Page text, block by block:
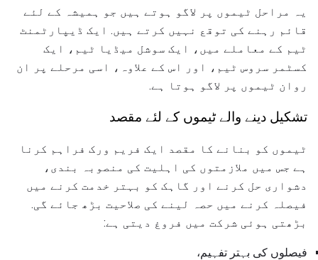
یہ مراحل ٹیموں پر لاگو ہوتے ہیں جو ہمیشہ کے لئے
قائم رہنے کی توقع نہیں کرتے ہیں. ایک ڈیپارٹمنٹ
ٹیم کے معاملے میں، ایک سوشل میڈیا ٹیم، ایک
کسٹمر سروس ٹیم، اور اس کے علاوہ، اسی مرحلے پر ان
روان ٹیموں پر لاگو ہوتا ہے.
تشکیل دینے والے ٹیموں کے لئے مقصد
ٹیموں کو بنانے کا مقصد ایک فریم ورک فراہم کرنا
ہے جس میں ملازمتوں کی اہلیت کی منصوبہ بندی،
دشواری حل کرنے اور گاہک کو بہتر خدمت کرنے میں
فیصلہ کرنے میں حصہ لینے کی صلاحیت بڑھ جائے گی.
بڑھتی ہوئی شرکت میں فروغ دیتی ہے:
فیصلوں کی بہتر تفہیم،